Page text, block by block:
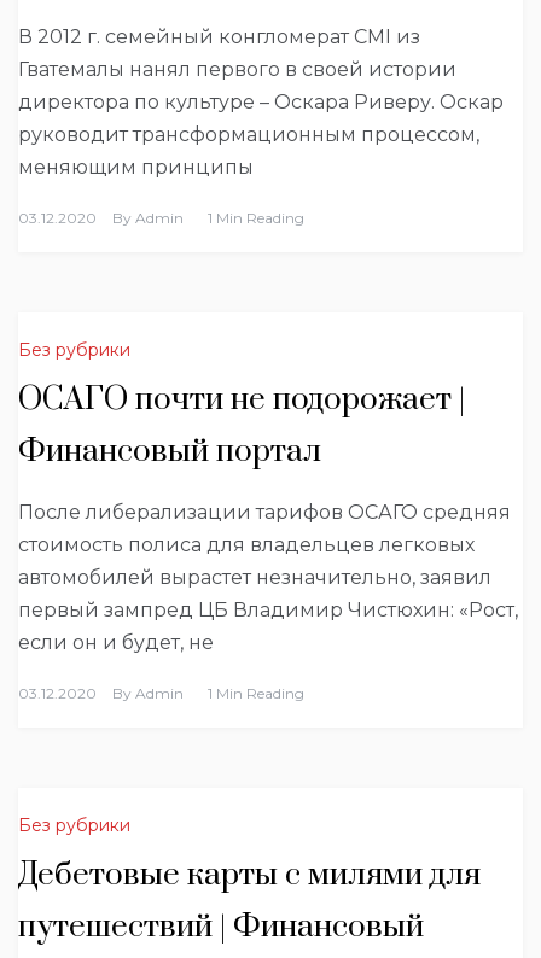
В 2012 г. семейный конгломерат CMI из
Гватемалы нанял первого в своей истории
директора по культуре – Оскара Риверу. Оскар
руководит трансформационным процессом,
меняющим принципы
03.12.2020 By Admin 1 Min Reading
Без рубрики
ОСАГО почти не подорожает |
Финансовый портал
После либерализации тарифов ОСАГО средняя
стоимость полиса для владельцев легковых
автомобилей вырастет незначительно, заявил
первый зампред ЦБ Владимир Чистюхин: «Рост,
если он и будет, не
03.12.2020 By Admin 1 Min Reading
Без рубрики
Дебетовые карты с милями для
путешествий | Финансовый